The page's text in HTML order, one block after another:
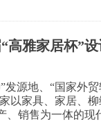
雅家居杯”设
发源地、“国家外
以家具、家居、
、销售为一体的现
业技术中心、省级